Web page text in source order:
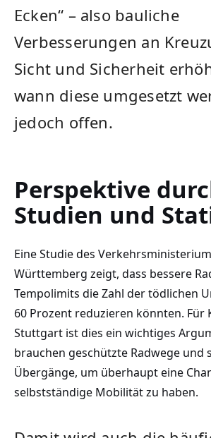
Ecken“ – also bauliche
Verbesserungen an
Sicht und Sicherheit
wann diese umgesetzt
jedoch offen.
Perspektive
Studien und
Eine Studie des
Württemberg zeigt, dass bessere
Tempolimits die Zahl der tödlichen
60 Prozent reduzieren könnten. Für
Stuttgart ist dies ein wichtiges
brauchen geschützte Radwege und
Übergänge, um überhaupt eine
selbstständige Mobilität zu haben.